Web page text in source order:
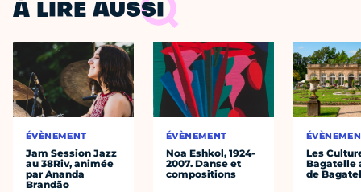
À LIRE AUSSI
ÉVÈNEMENT
Jam Session Jazz
au 38Riv, animée
par Ananda
Brandão
ÉVÈNEMENT
Noa Eshkol, 1924-
2007. Danse et
compositions
Les
Bagatelle
de